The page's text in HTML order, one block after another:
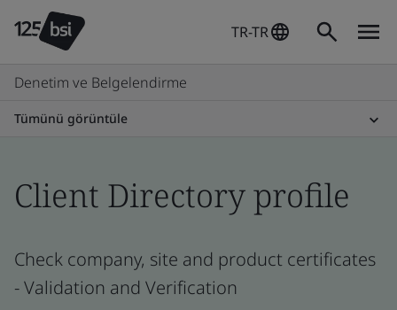
TR-TR
Denetim ve Belgelendirme
Tümünü görüntüle
Client Directory profile
Check company, site and product certificates
- Validation and Verification